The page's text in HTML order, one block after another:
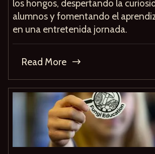
los hongos, despertando la
alumnos y fomentando el
en una entretenida jornada.
Read More